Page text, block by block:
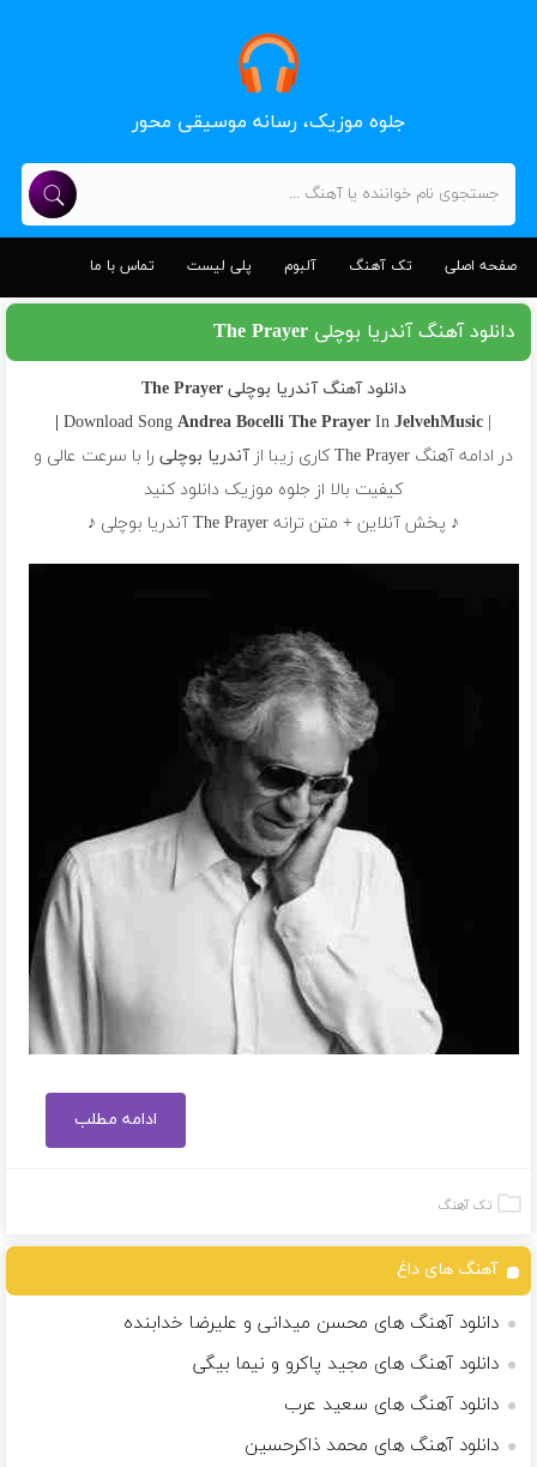
جلوه موزیک، رسانه موسیقی محور
صفحه اصلی تک آهنگ آلبوم پلی لیست تماس با ما
دانلود آهنگ آندریا بوچلی The Prayer
دانلود آهنگ آندریا بوچلی The Prayer
| Download Song
Andrea Bocelli The Prayer InJelvehMusic |
در ادامه آهنگ The Prayer کاری زیبا از
آندریا بوچلیرا با سرعت عالی و
کیفیت بالا از جلوه موزیک دانلود کنید
♪ پخش آنلاین + متن ترانه The Prayer آندریا بوچلی ♪
ادامه مطلب
تک آهنگ
آهنگ های داغ
دانلود آهنگ های محسن میدانی و علیرضا خدابنده
دانلود آهنگ های مجید پاکرو و نیما بیگی
دانلود آهنگ های سعید عرب
دانلود آهنگ های محمد ذاکرحسین